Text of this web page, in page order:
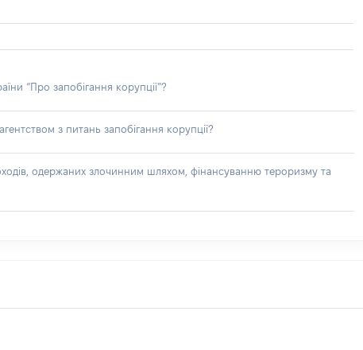
“Про запобігання корупції”?
з питань запобігання корупції?
одержаних злочинним шляхом, фінансуванню тероризму та